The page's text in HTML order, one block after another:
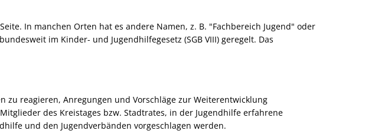
In manchen Orten hat es andere Namen, z. B. "Fachbereich Jugend" oder
im Kinder- und Jugendhilfegesetz (SGB VIII) geregelt. Das
zu reagieren, Anregungen und Vorschläge zur Weiterentwicklung
des Kreistages bzw. Stadtrates, in der Jugendhilfe erfahrene
und den Jugendverbänden vorgeschlagen werden.